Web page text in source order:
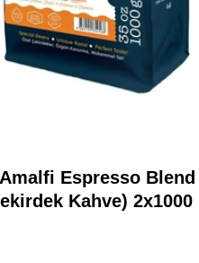
Espresso Blend
Kahve) 2x1000